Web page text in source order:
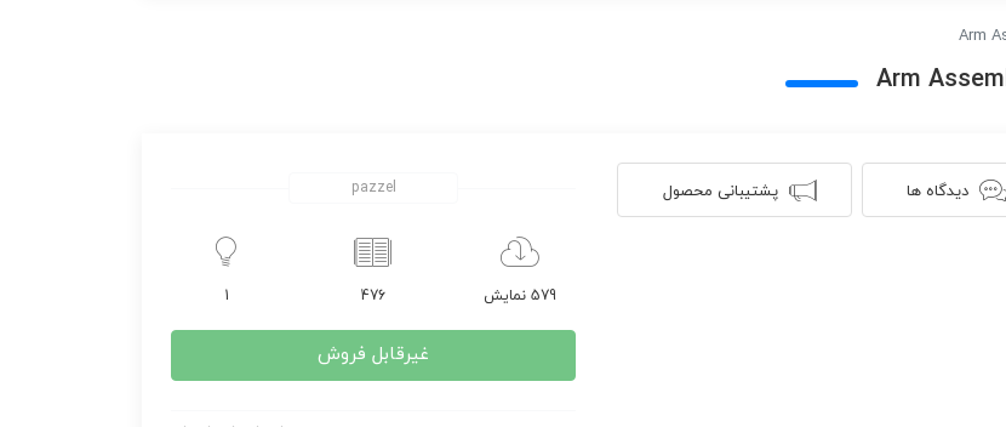
دیدگاه ها پشتیبانی محصول pazzel
579 نمایش 476
1
غیرقابل فروش